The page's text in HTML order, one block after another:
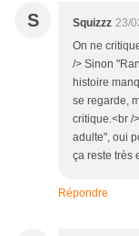
S Squizzz 23/
On ne
/> Sinon
histoire
se regarde,
critique.<br /
adulte", oui
ça reste très
Répondre